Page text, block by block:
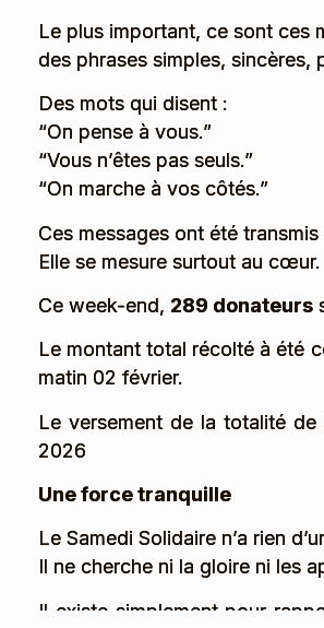
Le plus important, ce sont ces
des phrases simples, sincères,
Des mots qui disent :
“On pense à vous.”
“Vous n’êtes pas seuls.”
“On marche à vos côtés.”
Ces messages ont été
Elle se mesure surtout au cœur.
Ce week-end, 289 donateurs
Le montant total récolté à été
matin 02 février.
Le versement de la totalité
2026
Une force tranquille
Le Samedi Solidaire n’a rien
Il ne cherche ni la gloire ni les
Il existe simplement pour